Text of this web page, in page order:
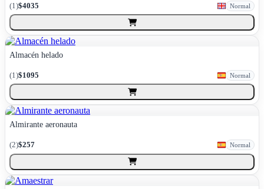
(1)$4035 Normal
Almacén helado
(1)$1095 Normal
Almirante aeronauta
(2)$257 Normal